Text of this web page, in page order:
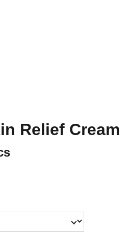
Relief Cream